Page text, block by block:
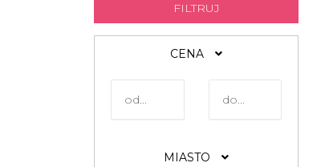
FILTRUJ
CENA
MIASTO